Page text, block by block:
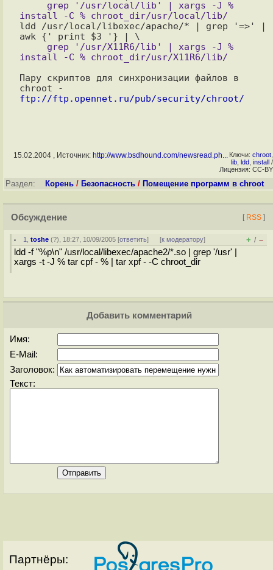
ldd /usr/local/libexec/apache/* | grep '=>' |
Пару скриптов для синхронизации файлов в
ftp://ftp.opennet.ru/pub/security/chroot/
15.02.2004 , Источник: http://www.bsdhound.com/newsread.ph... Ключи: chroot
lib ldd install /
Лицензия: CC-BY
Раздел: Корень / Безопасность / Помещение программ в chroot
Обсуждение [ RSS ]
1 ,toshe (?), 18:27, 10/09/2005 [ответить] [к модератору] + / –
ldd -f "%p\n" /usr/local/libexec/apache2/*.so | grep '/usr' |
xargs -t -J % tar cpf - % | tar xpf - -C chroot_dir
Добавить комментарий
Имя:
E-Mail:
Заголовок:
Текст:
Партнёры: